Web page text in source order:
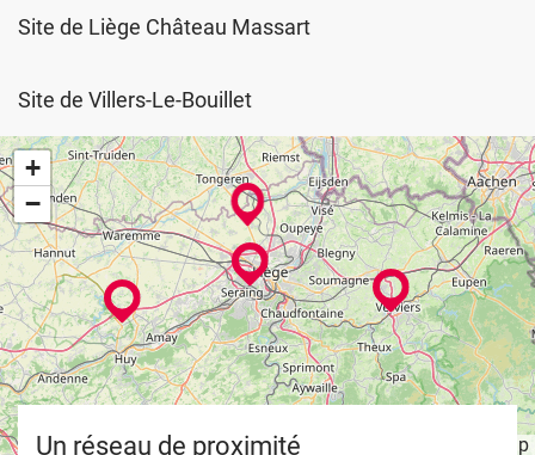
+
−
OpenStreetMap
Un réseau de proximité
Site de Liège Château Massart
Site de Villers-Le-Bouillet